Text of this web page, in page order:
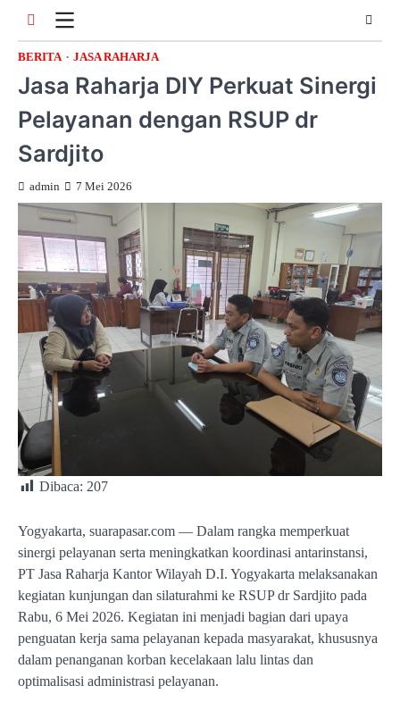
contentBERITA JASA RAHARJA
Jasa Raharja DIY Perkuat Sinergi
Pelayanan dengan RSUP dr
Sardjito
admin 7 Mei 2026
Dibaca: 207
Yogyakarta, suarapasar.com — Dalam rangka memperkuat
sinergi pelayanan serta meningkatkan koordinasi antarinstansi,
PT Jasa Raharja Kantor Wilayah D.I. Yogyakarta melaksanakan
kegiatan kunjungan dan silaturahmi ke RSUP dr Sardjito pada
Rabu, 6 Mei 2026. Kegiatan ini menjadi bagian dari upaya
penguatan kerja sama pelayanan kepada masyarakat, khususnya
dalam penanganan korban kecelakaan lalu lintas dan
optimalisasi administrasi pelayanan.